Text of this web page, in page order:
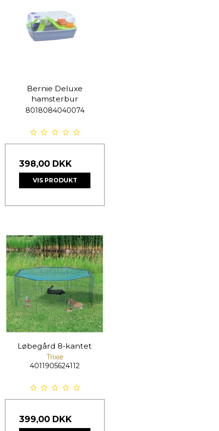
Bernie Deluxe
hamsterbur
8018084040074
398,00 DKK
VIS PRODUKT
Løbegård 8-kantet
Trixie
4011905624112
399,00 DKK